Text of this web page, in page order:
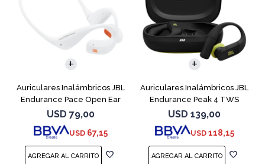
Auriculares Inalámbricos JBL
Endurance Pace Open Ear
Blanco
USD 79,00
USD 67,15
Auriculares Inalámbricos JBL
Endurance Peak 4 TWS
Negro
USD 139,00
USD 118,15